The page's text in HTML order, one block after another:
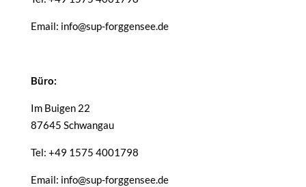
Email: info@sup-forggensee.de
Büro:
Im Buigen 22
87645 Schwangau
Tel: +49 1575 4001798
Email: info@sup-forggensee.de